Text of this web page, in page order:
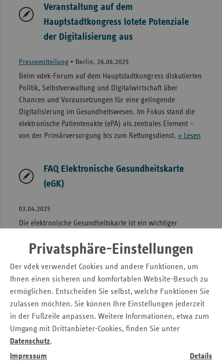
Privatsphäre-Einstellungen
Der vdek verwendet Cookies und andere Funktionen, um
Ihnen einen sicheren und komfortablen Website-Besuch zu
ermöglichen. Entscheiden Sie selbst, welche Funktionen Sie
zulassen möchten. Sie können Ihre Einstellungen jederzeit
in der Fußzeile anpassen. Weitere Informationen, etwa zum
Umgang mit Drittanbieter-Cookies, finden Sie unter
Datenschutz.
Impressum
Details
Veranstaltung auf dem
Hauptstadtkongress lotete Potenziale
der Digitalisierung aus
Pressemitteilung• Berlin, 26.06.2025
Beim vdek-Forum auf dem Hauptstadtkongress diskutierten
Politik, Selbstverwaltung und Digitalwirtschaft über
Chancen und Voraussetzungen für eine gelingende
Digitalisierung im Gesundheitswesen. Im Fokus stand die
elektronische Patientenakte (ePA) als zentrales Element –
von der Primärversorgung bis zum Rettungsdienst. » Lesen
FAQ Elektronische Gesundheitskarte
(eGK)
03.04.2025
Die elektronische Gesundheitskarte ist ein wichtiger
Gesundheitswesens. Mit dem begonnenen Aufbau einer
dafür notwendigen Telematikinfrastruktur sind zahlreiche
Möglichkeiten verbunden, die medizinische Versorgung der
Versicherten weiter zu verbessern.» Lesen
4 Jahre DiGA: Ersatzkassen fordern für
mehr Akzeptanz Korrekturen bei
Preisgestaltung, Zugang und Zulassung